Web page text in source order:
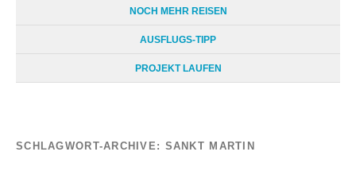
NOCH MEHR REISEN
AUSFLUGS-TIPP
PROJEKT LAUFEN
SCHLAGWORT-ARCHIVE: SANKT MARTIN